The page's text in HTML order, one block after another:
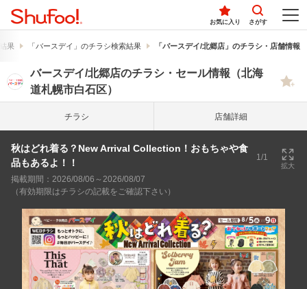
お気に入り さがす
果 「バースデイ」のチラシ検索結果 「バースデイ/北郷店」のチラシ・店舗情報
バースデイ/北郷店のチラシ・セール情報（北海
道札幌市白石区）
チラシ 店舗詳細
秋はどれ着る？New Arrival Collection！おもちゃや食
品もあるよ！！
1/1
拡大
掲載期間：2026/08/06～2026/08/07
（有効期限はチラシの記載をご確認下さい）